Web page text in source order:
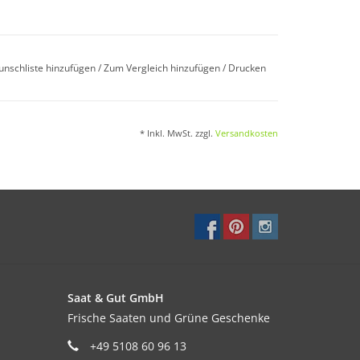
hinzufügen/Zum Vergleich hinzufügen/ Drucken
* Inkl. MwSt. zzgl. Versandkosten
Saat & Gut GmbH
Frische Saaten und Grüne Geschenke
+49 5108 60 96 13